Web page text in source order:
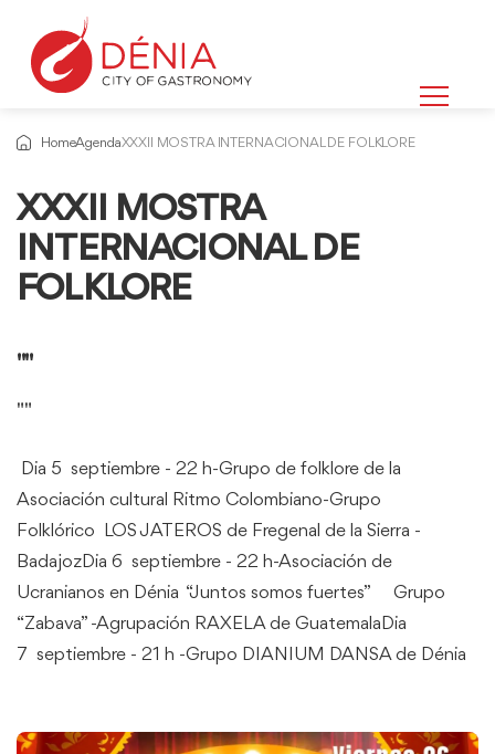
HomeAgendaXXXII MOSTRA INTERNACIONAL DE FOLKLORE
XXXII MOSTRA
INTERNACIONAL DE
FOLKLORE
""
""
Dia 5 septiembre - 22 h-Grupo de folklore de la
Asociación cultural Ritmo Colombiano-Grupo
Folklórico LOS JATEROS de Fregenal de la Sierra -
BadajozDia 6 septiembre - 22 h-Asociación de
Ucranianos en Dénia “Juntos somos fuertes” Grupo
“Zabava” -Agrupación RAXELA de GuatemalaDia
7 septiembre - 21 h -Grupo DIANIUM DANSA de Dénia